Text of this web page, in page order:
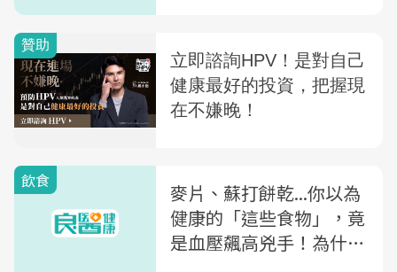
飲食
麥片、蘇打餅乾...你以為
健康的「這些食物」，竟
是血壓飆高兇手！為什